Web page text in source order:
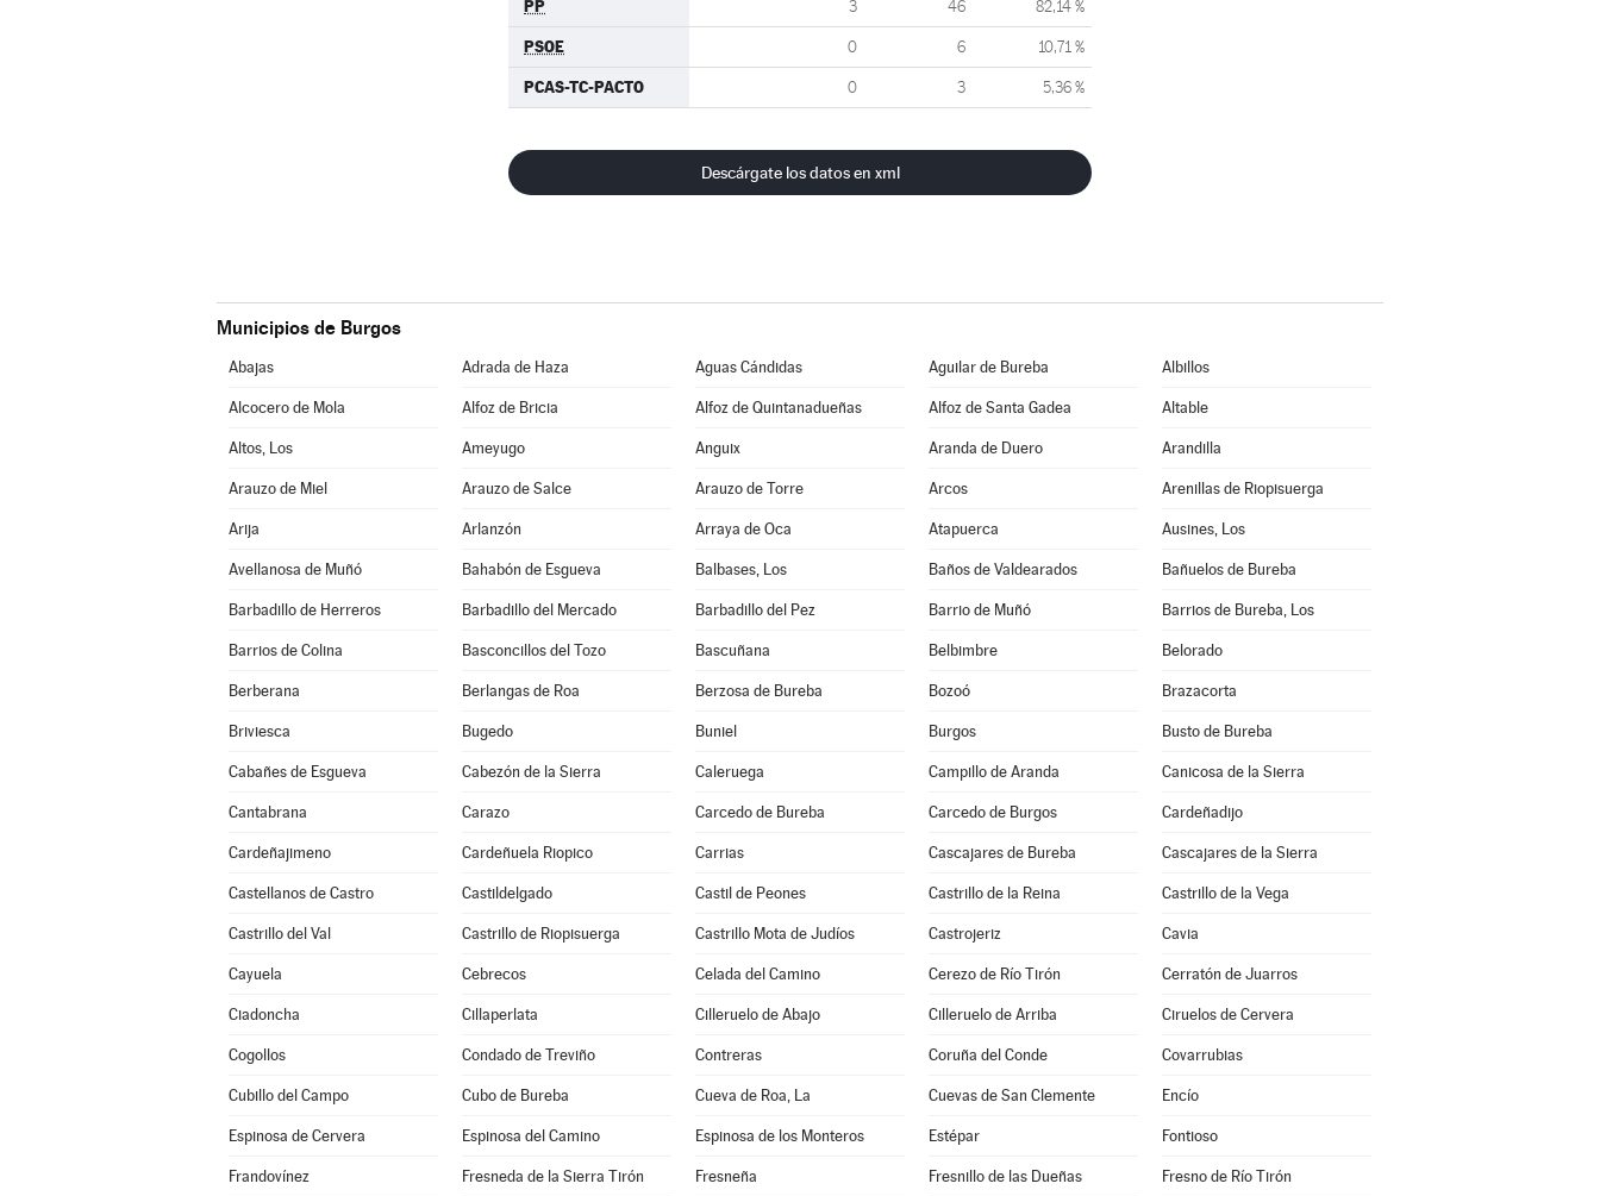
PP 3 46 82,14 %
PSOE 0 6 10,71 %
PCAS-TC-PACTO 0 3 5,36 %
Descárgate los datos en xml
Municipios de Burgos
Abajas Adrada de Haza Aguas Cándidas Aguilar de Bureba Albillos
Alcocero de Mola Alfoz de Bricia Alfoz de Quintanadueñas Alfoz de Santa Gadea Altable
Altos, Los Ameyugo Anguix Aranda de Duero Arandilla
Arauzo de Miel Arauzo de Salce Arauzo de Torre Arcos Arenillas de Riopisuerga
Arija Arlanzón Arraya de Oca Atapuerca Ausines, Los
Avellanosa de Muñó Bahabón de Esgueva Balbases, Los Baños de Valdearados Bañuelos de Bureba
Barbadillo de Herreros Barbadillo del Mercado Barbadillo del Pez Barrio de Muñó Barrios de Bureba, Los
Barrios de Colina Basconcillos del Tozo Bascuñana Belbimbre Belorado
Berberana Berlangas de Roa Berzosa de Bureba Bozoó Brazacorta
Briviesca Bugedo Buniel Burgos Busto de Bureba
Cabañes de Esgueva Cabezón de la Sierra Caleruega Campillo de Aranda Canicosa de la Sierra
Cantabrana Carazo Carcedo de Bureba Carcedo de Burgos Cardeñadijo
Cardeñajimeno Cardeñuela Riopico Carrias Cascajares de Bureba Cascajares de la Sierra
Castellanos de Castro Castildelgado Castil de Peones Castrillo de la Reina Castrillo de la Vega
Castrillo del Val Castrillo de Riopisuerga Castrillo Mota de Judíos Castrojeriz Cavia
Cayuela Cebrecos Celada del Camino Cerezo de Río Tirón Cerratón de Juarros
Ciadoncha Cillaperlata Cilleruelo de Abajo Cilleruelo de Arriba Ciruelos de Cervera
Cogollos Condado de Treviño Contreras Coruña del Conde Covarrubias
Cubillo del Campo Cubo de Bureba Cueva de Roa, La Cuevas de San Clemente Encío
Espinosa de Cervera Espinosa del Camino Espinosa de los Monteros Estépar Fontioso
Frandovínez Fresneda de la Sierra Tirón Fresneña Fresnillo de las Dueñas Fresno de Río Tirón